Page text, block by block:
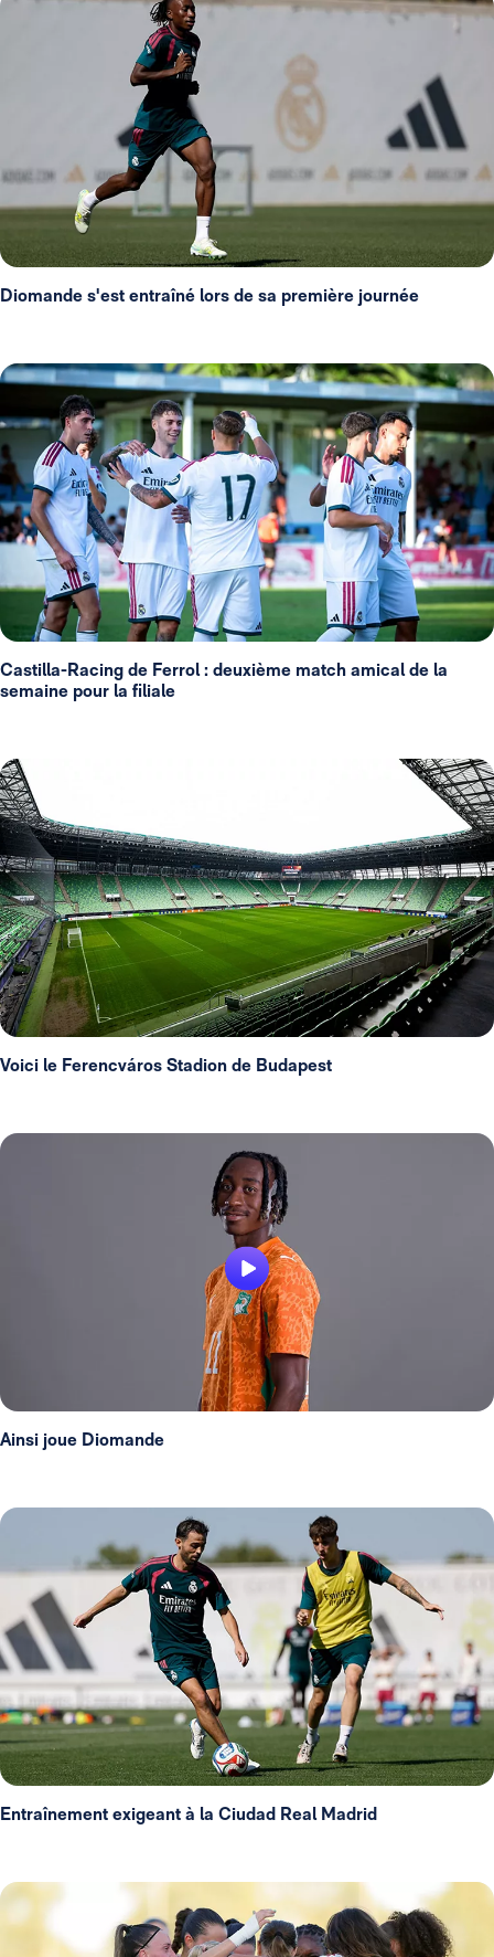
Diomande s'est entraîné lors de sa première journée
Castilla-Racing de Ferrol : deuxième match amical de la
semaine pour la filiale
Voici le Ferencváros Stadion de Budapest
Ainsi joue Diomande
Entraînement exigeant à la Ciudad Real Madrid